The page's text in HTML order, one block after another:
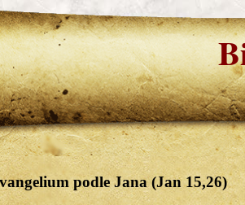
podle Jana (Jan 15,26)